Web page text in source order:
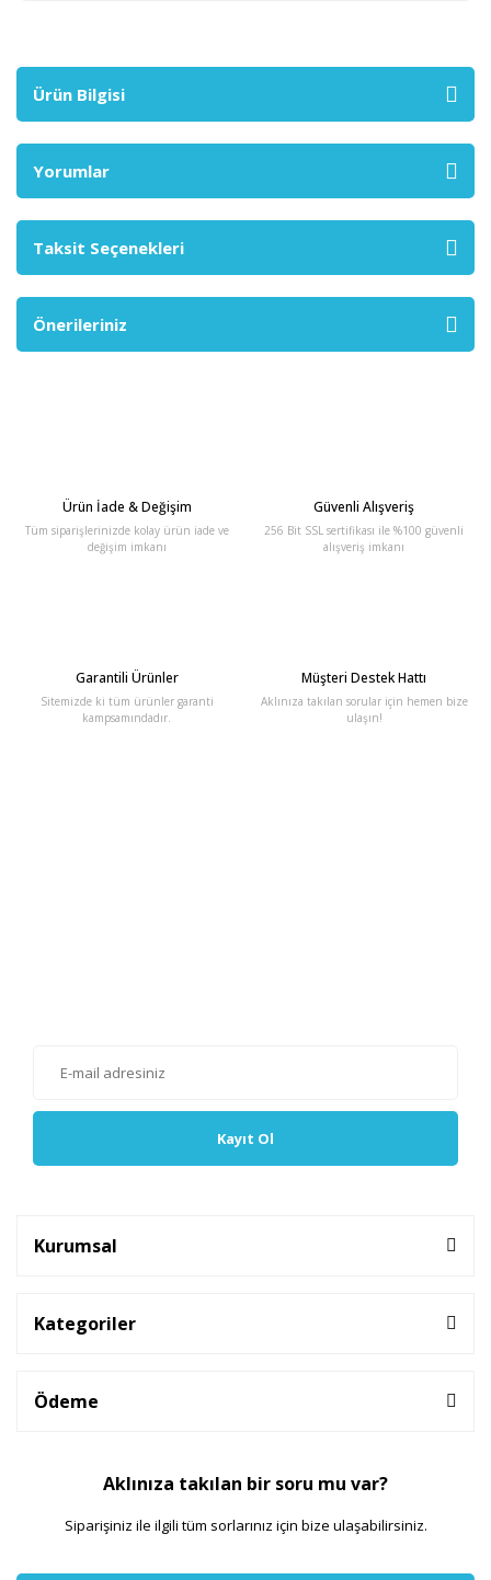
Ürün Bilgisi
Yorumlar
Taksit Seçenekleri
Önerileriniz
Ürün İade & Değişim
Tüm siparişlerinizde kolay ürün iade ve
değişim imkanı
Güvenli Alışveriş
256 Bit SSL sertifikası ile %100 güvenli
alışveriş imkanı
Garantili Ürünler
Sitemizde ki tüm ürünler garanti
kampsamındadır.
Müşteri Destek Hattı
Aklınıza takılan sorular için hemen bize
ulaşın!
Kayıt Ol
Kurumsal
Kategoriler
Ödeme
Aklınıza takılan bir soru mu var?
Siparişiniz ile ilgili tüm sorlarınız için bize ulaşabilirsiniz.